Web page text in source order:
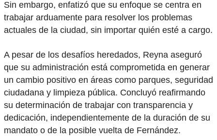
Sin embargo, enfatizó que su enfoque se centra en
trabajar arduamente para resolver los problemas
actuales de la ciudad, sin importar quién esté a cargo.
A pesar de los desafíos heredados, Reyna aseguró
que su administración está comprometida en generar
un cambio positivo en áreas como parques, seguridad
ciudadana y limpieza pública. Concluyó reafirmando
su determinación de trabajar con transparencia y
dedicación, independientemente de la duración de su
mandato o de la posible vuelta de Fernández.